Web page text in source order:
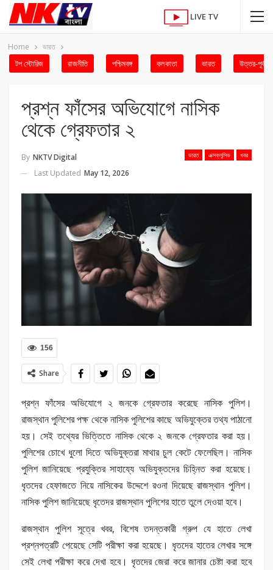
LIVE TV
Home ভারত
টপ স্টোরিজ রাজনীতি পশ্চিমবঙ্গ কলকাতা ভারত উত্তর-পূর্ব
প্রশ্ন ফাঁসের অভিযোগে নাসিক
থেকে গ্রেফতার ২
ভারত এক্সক্লুসিভ খবর
By NKTV Digital
Last Updated May 12, 2026
156
Share
প্রশ্ন ফাঁসের অভিযোগে ২ জনকে গ্রেফতার করেছে নাসিক পুলিশ।
রাজস্থান পুলিশের পক্ষ থেকে নাসিক পুলিশের কাছে অভিযুক্তের তথ্য পাঠানো
হয়। সেই তথ্যের ভিত্তিতে নাসিক থেকে ২ জনকে গ্রেফতার করা হয়।
পুলিশের চোখে ধুলো দিতে অভিযুক্তরা মাথার চুল কেটে ফেলেছিল। নাসিক
পুলিশ জানিয়েছে প্রযুক্তির সাহায্যে অভিযুক্তদের চিহ্নিত করা হয়েছে।
ধৃতদের হেফাজতে নিয়ে নাসিকের উদ্দেশে রওনা দিয়েছে রাজস্থান পুলিশ।
নাসিক পুলিশ জানিয়েছে ধৃতেদর রাজস্থান পুলিশের হাতে তুলে দেওয়া হবে।
রাজস্থান পুলিশ সূত্রে খবর, বিশেষ তদন্তকারী গ্রুপ যে হাতে লেখা
প্রশ্নপত্রটি পেয়েছে সেটি পরীক্ষা করা হয়েছে। ধৃতদের হাতের লেখার সঙ্গে
সেই লেখা পরীক্ষা করে দেখা হবে। ধৃতদের জেরা করে জানার চেষ্টা করা হবে